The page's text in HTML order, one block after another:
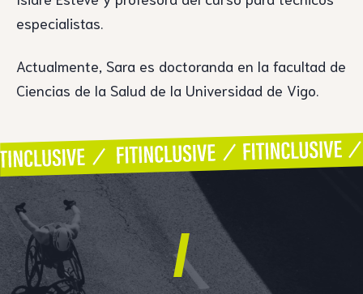
especialistas.
Actualmente, Sara es doctoranda en la facultad de
Ciencias de la Salud de la Universidad de Vigo.